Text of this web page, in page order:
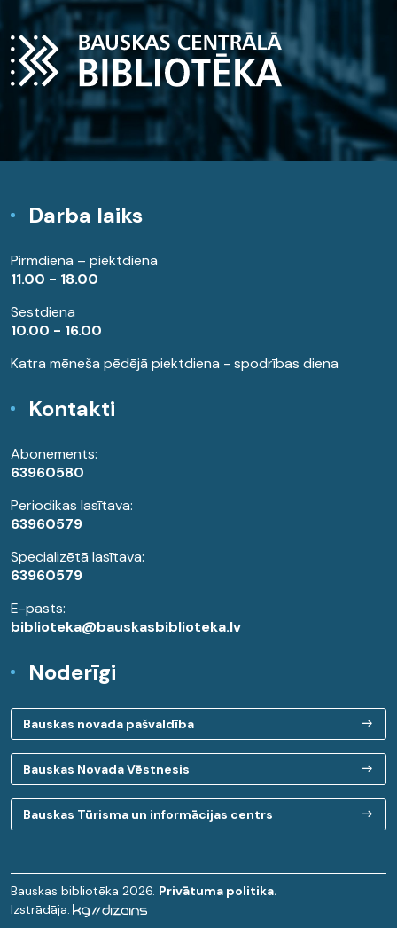
Darba laiks
Pirmdiena – piektdiena
11.00 - 18.00
Sestdiena
10.00 - 16.00
Katra mēneša pēdējā piektdiena - spodrības diena
Kontakti
Abonements:
63960580
Periodikas lasītava:
63960579
Specializētā lasītava:
63960579
E-pasts:
biblioteka@bauskasbiblioteka.lv
Noderīgi
Bauskas novada pašvaldība
Bauskas Novada Vēstnesis
Bauskas Tūrisma un informācijas centrs
Bauskas bibliotēka 2026. Privātuma politika.
Izstrādāja: